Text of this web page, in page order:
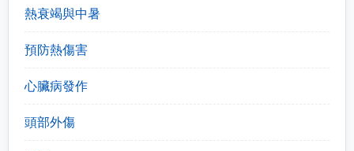
熱衰竭與中暑
預防熱傷害
心臟病發作
頭部外傷